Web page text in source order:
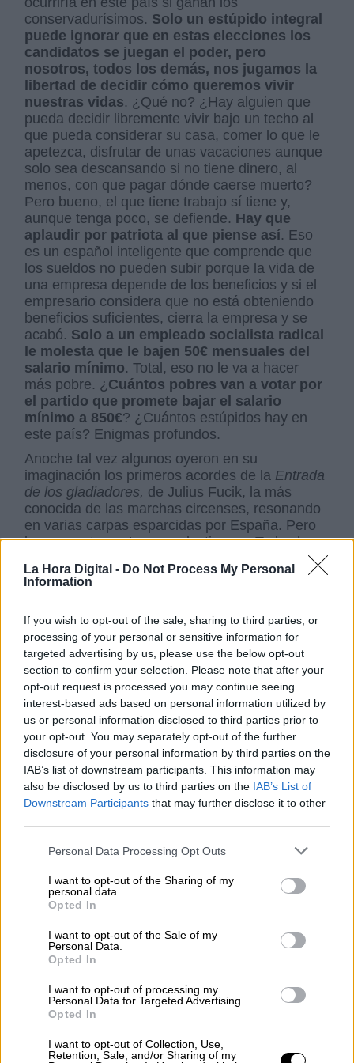
La Hora Digital - Do Not Process My Personal
Information
If you wish to opt-out of the sale, sharing to third parties, or
processing of your personal or sensitive information for
targeted advertising by us, please use the below opt-out
section to confirm your selection. Please note that after your
opt-out request is processed you may continue seeing
interest-based ads based on personal information utilized by
us or personal information disclosed to third parties prior to
your opt-out. You may separately opt-out of the further
disclosure of your personal information by third parties on the
IAB’s list of downstream participants. This information may
also be disclosed by us to third parties on the IAB’s List of
Downstream Participants that may further disclose it to other
Personal Data Processing Opt Outs
I want to opt-out of the Sharing of my
personal data.
Opted In
I want to opt-out of the Sale of my
Personal Data.
Opted In
I want to opt-out of processing my
Personal Data for Targeted Advertising.
Opted In
I want to opt-out of Collection, Use,
Retention, Sale, and/or Sharing of my
conservadurísimos. Solo un estúpido integral
puede ignorar que en estas elecciones los
candidatos se juegan el poder, pero
nosotros, todos los demás, nos jugamos la
libertad de decidir cómo queremos vivir
nuestras vidas. ¿Qué no? ¿Hay alguien que
pueda decidir libremente vivir bajo un techo al
que pueda considerar su casa, comer lo que le
apetezca, disfrutar de unas vacaciones aunque
solo sea descansando si no tiene dinero, al
menos, con que pagar dónde caerse muerto?
Pero bueno, el que tiene trabajo sí tiene y,
aunque tenga poco, se defiende. Hay que
aplaudir por patriota al que piense así. Eso
es un español inteligente que comprende que
los sueldos no pueden subir porque la vida de
una empresa depende de los beneficios y si el
empresario considera que no está obteniendo
beneficios suficientes, cierra la empresa y se
acabó. Solo a un empleado socialista radical
le molesta que le bajen 50€ mensuales del
salario mínimo. Total, eso no le va a hacer
más pobre. ¿ Cuántos pobres van a votar por
el partido que promete bajar el salario
mínimo a 850€? ¿Cuántos estúpidos hay en
este país? Enigmas profundos.
Anoche tal vez algunos oyeron en su
imaginación los primeros acordes de la Entrada
de los gladiadores, de Julius Fucik, la más
conocida de las marchas circenses, resonando
en varias carpas esparcidas por España. Pero
las orquestas entraron a destiempo. Todos los
espectáculos debían empezar a las doce de la
noche, pero como la troupe llevaba varios
meses de gira, los seguidores ya no sabían con
asunto. Total, que solo se emocionaron los
incondicionales de las claques. El resto de los
españoles estaba pendiente de su serie favorita
o del siguiente mensaje de Whatsaap. Total,
para oír lo mismo de siempre.Pablo Casado
cometió el craso error de soltar todos los
insultos posibles contra Pedro Sánchez en
una sola arcada. Ahora ya solo le queda
repetir, y la repetición aburre.Albert Rivera se
pasa las noches leyendo y apuntando todo
lo que han dicho Casado y Abascal para
hacer un discurso sinérgicoque contenga
elementos de los dos entre repeticiones de
Sánchez. La obsesión de ese hombre con
Sánchez provocaba al principio la emoción de
la sospecha, pero la repetición también ha
acabado aburriendo.
que lo tiene fácil.Sus claques se vuelven
locas solo con oír España y cabe suponer
tienen cierta edad, se emocionan también
aunque repita no aburre. Lleva poco tiempo en
el negocio y su estampa y su discurso producen
escalofríos, la sensación inquietante de estar
viendo y oyendo a un personaje de ultratumba o